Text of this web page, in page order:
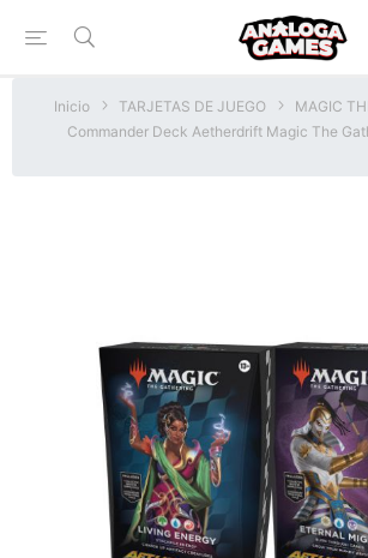
Inicio TARJETAS DE JUEGO
MAGIC
Commander Deck Aetherdrift Magic The